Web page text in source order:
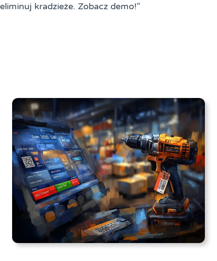
eliminuj kradzieże. Zobacz demo!”